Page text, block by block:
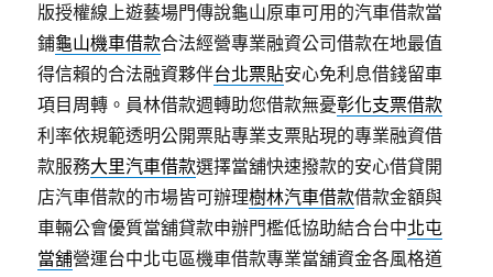
版授權線上遊藝場門傳說龜山原車可用的汽車借款當
鋪龜山機車借款合法經營專業融資公司借款在地最值
得信賴的合法融資夥伴台北票貼安心免利息借錢留車
項目周轉。員林借款週轉助您借款無憂彰化支票借款
利率依規範透明公開票貼專業支票貼現的專業融資借
款服務大里汽車借款選擇當舖快速撥款的安心借貸開
店汽車借款的市場皆可辦理樹林汽車借款借款金額與
車輛公會優質當舖貸款申辦門檻低協助結合台中北屯
當舖營運台中北屯區機車借款專業當舖資金各風格道